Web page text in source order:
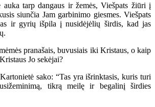
tarp dangaus ir žemės, Viešpats žiūri į
siunčia Jam garbinimo giesmes. Viešpats
ir gyrių išpila į nusidėjėlių širdis, kad jas
pranašais, buvusiais iki Kristaus, o kaip
Jo sekėjai?
sako: “Tas yra išrinktasis, kuris turi
tikrą meilę ir begalinį širdies